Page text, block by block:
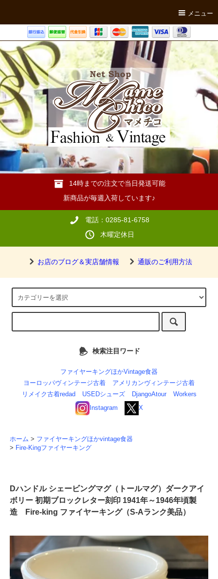
メニュー
14時までの注文で当日発送可能
新商品が毎週入荷しています♪
電話：0285-81-6758
木曜定休日
お店のブログ＆実店舗情報 通販のご利用方法
検索注目ワード
ファイヤーキングほかVintage食器
ヨーロッパヴィンテージ古着
アメリカンヴィンテージ古着
リメイク古着redad
USEDシューズ DjangoAtour
Workers
Instagram
X
ホーム > ファイヤーキングほかvintage食器
> Fire-Kingファイヤーキング
Dハンドル シェービングマグ（トールマグ）ダークアイ
ボリー 初期ブロックレター刻印 1941年～1946年頃製
造 Fire-king ファイヤーキング（S-Aランク美品）